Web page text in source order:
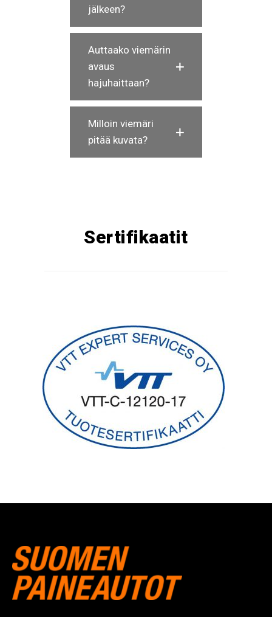
jälkeen?
Auttaako viemärin
avaus
hajuhaittaan?
Milloin viemäri
pitää kuvata?
Sertifikaatit